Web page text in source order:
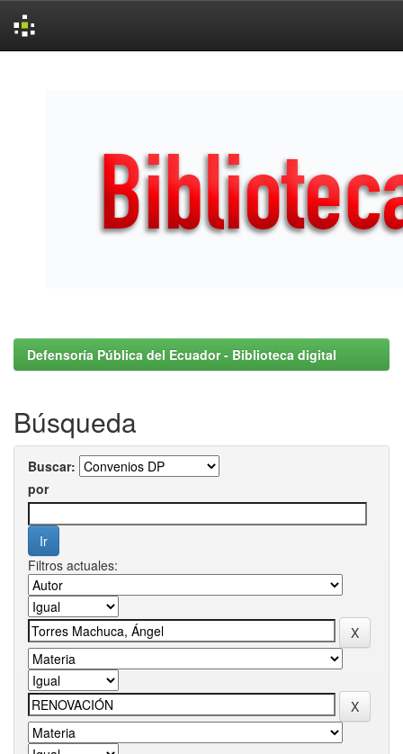
Defensoría Pública del Ecuador - Biblioteca digital
Búsqueda
Buscar:
por
Filtros actuales: